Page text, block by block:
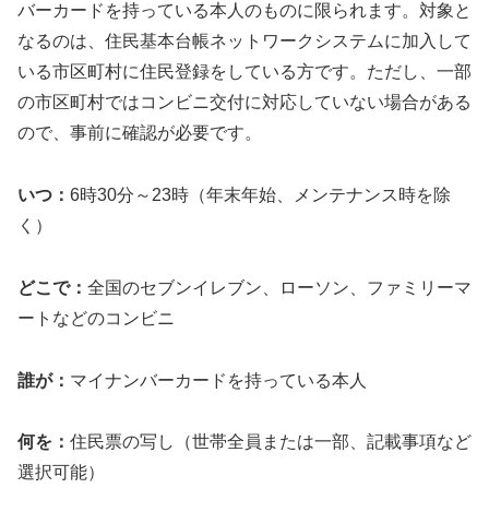
バーカードを持っている本人のものに限られます。対象と
なるのは、住民基本台帳ネットワークシステムに加入して
いる市区町村に住民登録をしている方です。ただし、一部
の市区町村ではコンビニ交付に対応していない場合がある
ので、事前に確認が必要です。
いつ： 6時30分～23時（年末年始、メンテナンス時を除
く）
どこで： 全国のセブンイレブン、ローソン、ファミリーマ
ートなどのコンビニ
誰が： マイナンバーカードを持っている本人
何を： 住民票の写し（世帯全員または一部、記載事項など
選択可能）